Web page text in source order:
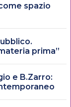
spazio
prima”
e B.Zarro: